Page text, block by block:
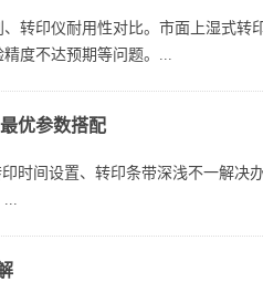
转印仪耐用性对比。市面上湿式转
度不达预期等问题。...
优参数搭配
时间设置、转印条带深浅不一解
...